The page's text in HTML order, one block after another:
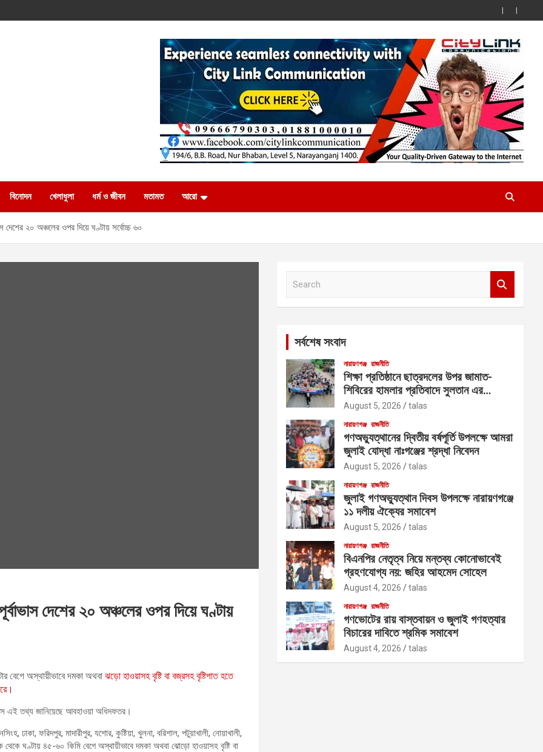
বিনোদন খেলাধুলা ধর্ম ও জীবন মতামত আরো
দেশের ২০ অঞ্চলের ওপর দিয়ে ঘণ্টায় সর্বোচ্চ ৬০
দেশের ২০ অঞ্চলের ওপর দিয়ে ঘণ্টায়
বেগে অস্থায়ীভাবে দমকা অথবাঝড়ো হাওয়াসহ বৃষ্টি বা বজ্রসহ বৃষ্টিপাত হতে
এই তথ্য জানিয়েছে আবহাওয়া অধিদফতর।
ঢাকা, ফরিদপুর, মাদারীপুর, যশোর, কুষ্টিয়া, খুলনা, বরিশাল, পটুয়াখালী, নোয়াখালী,
ঘণ্টায় ৪৫-৬০ কিমি বেগে অস্থায়ীভাবে দমকা অথবা ঝোড়ো হাওয়াসহ বৃষ্টি বা
সর্বশেষ সংবাদ
নারায়ণগঞ্জ রাজনীতি
শিক্ষা প্রতিষ্ঠানে ছাত্রদলের উপর জামাত-
শিবিরের হামলার প্রতিবাদে সুলতান এর
নেতৃত্বে বিক্ষোভ
August 5, 2026 talas
নারায়ণগঞ্জ রাজনীতি
গণঅভ্যুত্থানের দ্বিতীয় বর্ষপূর্তি উপলক্ষে আমরা
জুলাই যোদ্ধা নাঃগঞ্জের শ্রদ্ধা নিবেদন
August 5, 2026 talas
নারায়ণগঞ্জ রাজনীতি
জুলাই গণঅভ্যুত্থান দিবস উপলক্ষে নারায়ণগঞ্জে
১১ দলীয় ঐক্যের সমাবেশ
August 5, 2026 talas
নারায়ণগঞ্জ রাজনীতি
বিএনপির নেতৃত্ব নিয়ে মন্তব্য কোনোভাবেই
গ্রহণযোগ্য নয়: জহির আহমেদ সোহেল
August 4, 2026 talas
নারায়ণগঞ্জ রাজনীতি
গণভোটের রায় বাস্তবায়ন ও জুলাই গণহত্যার
বিচারের দাবিতে শ্রমিক সমাবেশ
August 4, 2026 talas